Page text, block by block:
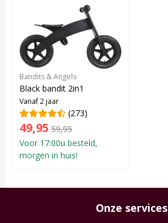
Bandits & Angels
Black bandit 2in1
Vanaf 2 jaar
(273)
49,95 59,95
Voor 17:00u besteld,
morgen in huis!
Onze services